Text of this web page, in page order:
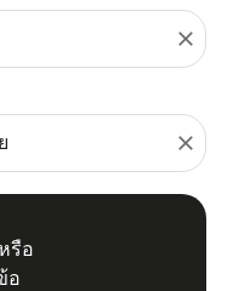
close
close
รือ
อ